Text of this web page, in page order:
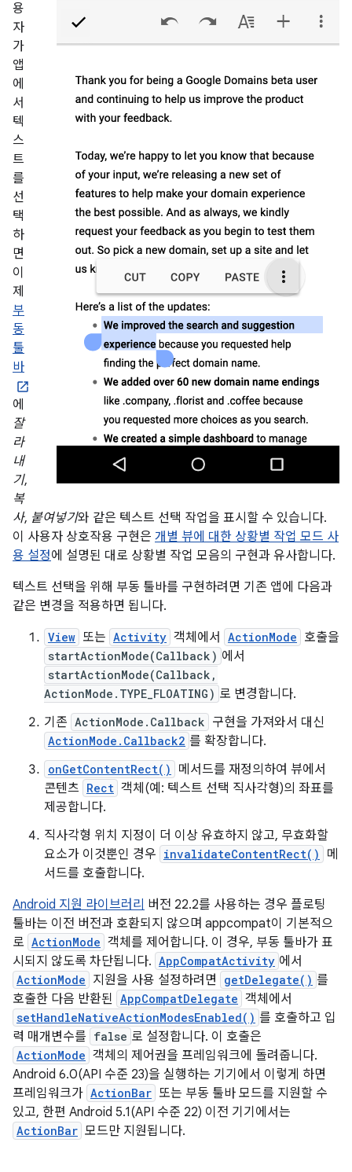
용
자
가
앱
에
서
텍
스
트
를
선
택
하
면
이
제
부
동
툴
바
에
잘
라
내
기,
복
사, 붙여넣기와 같은 텍스트 선택 작업을 표시할 수 있습니다.
이 사용자 상호작용 구현은 개별 뷰에 대한 상황별 작업 모드 사
용 설정에 설명된 대로 상황별 작업 모음의 구현과 유사합니다.
텍스트 선택을 위해 부동 툴바를 구현하려면 기존 앱에 다음과
같은 변경을 적용하면 됩니다.
View 또는 Activity 객체에서 ActionMode 호출을
startActionMode(Callback) 에서
startActionMode(Callback,
ActionMode.TYPE_FLOATING) 로 변경합니다.
기존 ActionMode.Callback 구현을 가져와서 대신
ActionMode.Callback2 를 확장합니다.
onGetContentRect()
메서드를 재정의하여 뷰에서
콘텐츠 Rect 객체(예: 텍스트 선택 직사각형)의 좌표를
제공합니다.
직사각형 위치 지정이 더 이상 유효하지 않고, 무효화할
요소가 이것뿐인 경우 invalidateContentRect()
메
서드를 호출합니다.
Android 지원 라이브러리 버전 22.2를 사용하는 경우 플로팅
툴바는 이전 버전과 호환되지 않으며 appcompat이 기본적으
로 ActionMode 객체를 제어합니다. 이 경우, 부동 툴바가 표
시되지 않도록 차단됩니다. AppCompatActivity 에서
ActionMode 지원을 사용 설정하려면 getDelegate() 를
호출한 다음 반환된 AppCompatDelegate 객체에서
setHandleNativeActionModesEnabled() 를 호출하고 입
력 매개변수를 false 로 설정합니다. 이 호출은
ActionMode 객체의 제어권을 프레임워크에 돌려줍니다.
Android 6.0(API 수준 23)을 실행하는 기기에서 이렇게 하면
프레임워크가 ActionBar 또는 부동 툴바 모드를 지원할 수
있고, 한편 Android 5.1(API 수준 22) 이전 기기에서는
ActionBar 모드만 지원됩니다.